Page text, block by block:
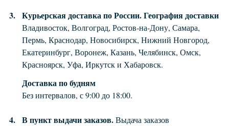
Курьерская доставка по России. География доставки
Владивосток, Волгоград, Ростов-на-Дону, Самара,
Пермь, Краснодар, Новосибирск, Нижний Новгород,
Екатеринбург, Воронеж, Казань, Челябинск, Омск,
Красноярск, Уфа, Иркутск и Хабаровск.
Доставка по будням
Без интервалов, с 9:00 до 18:00.
В пункт выдачи заказов.Выдача заказов